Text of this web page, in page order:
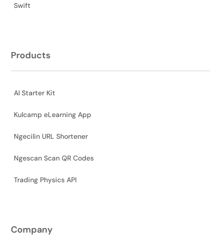
Swift
Products
AI Starter Kit
Kulcamp eLearning App
Ngecilin URL Shortener
Ngescan Scan QR Codes
Trading Physics API
Company